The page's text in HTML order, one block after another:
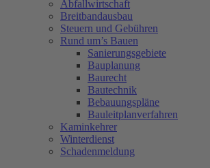
Abfallwirtschaft
Breitbandausbau
Steuern und Gebühren
Rund um’s Bauen
Sanierungsgebiete
Bauplanung
Baurecht
Bautechnik
Bebauungspläne
Bauleitplanverfahren
Kaminkehrer
Winterdienst
Schadenmeldung